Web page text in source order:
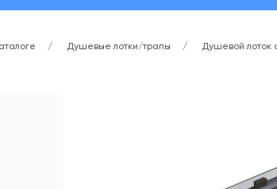
Душевые лотки/трапы Душевой лоток